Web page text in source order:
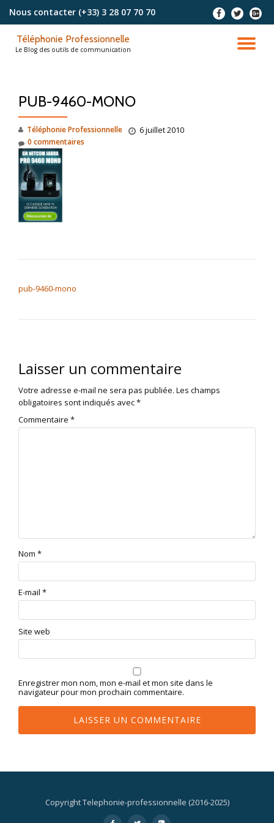
contenu
Nous contacter (+33) 3 28 07 70 70 - - -
Téléphonie Professionnelle
Le Blog des outils de communication
PUB-9460-MONO
Téléphonie Professionnelle 6 juillet 2010
0 commentaires
pub-9460-mono
Laisser un commentaire
Votre adresse e-mail ne sera pas publiée. Les champs
obligatoires sont indiqués avec*
Commentaire *
Nom *
E-mail *
Site web
Enregistrer mon nom, mon e-mail et mon site dans le
navigateur pour mon prochain commentaire.
Copyright Telephonie-professionnelle (2016-2025)